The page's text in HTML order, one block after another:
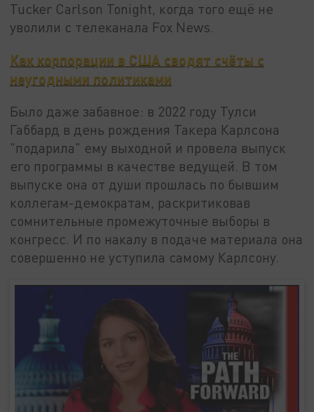
Tucker Carlson Tonight, когда того ещё не
уволили с телеканала Fox News.
Как корпорации в США сводят счёты с
неугодными политиками
Было даже забавное: в 2022 году Тулси
Габбард в день рождения Такера Карлсона
"подарила" ему выходной и провела выпуск
его программы в качестве ведущей. В том
выпуске она от души прошлась по бывшим
коллегам-демократам, раскритиковав
сомнительные промежуточные выборы в
конгресс. И по накалу в подаче материала она
совершенно не уступила самому Карлсону.